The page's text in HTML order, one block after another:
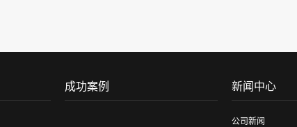
成功案例 新闻中心
公司新闻